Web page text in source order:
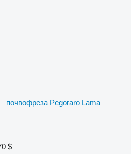
почвофреза Pegoraro Lama
$